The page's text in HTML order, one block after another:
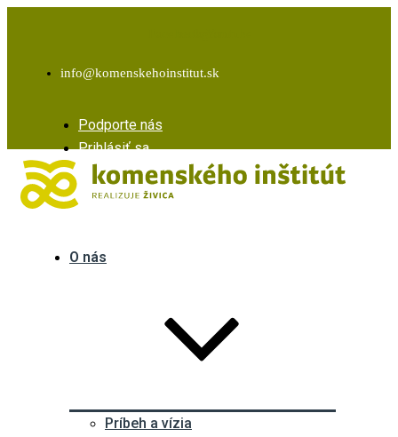
info@komenskehoinstitut.sk
Podporte nás
Prihlásiť sa
O nás
Príbeh a vízia